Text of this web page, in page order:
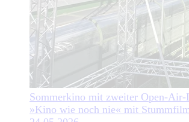
Sommerkino mit zweiter Open-Air-
»Kino wie noch nie« mit